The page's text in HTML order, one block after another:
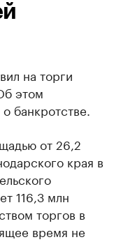
на торги
этом
банкротстве.
от 26,2
края в
116,3 млн
торгов в
время не